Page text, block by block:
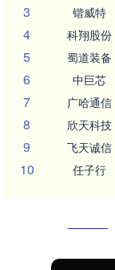
3 锴威特
4 科翔股份
5 蜀道装备
6 中巨芯
7 广哈通信
8 欣天科技
9 飞天诚信
10 任子行